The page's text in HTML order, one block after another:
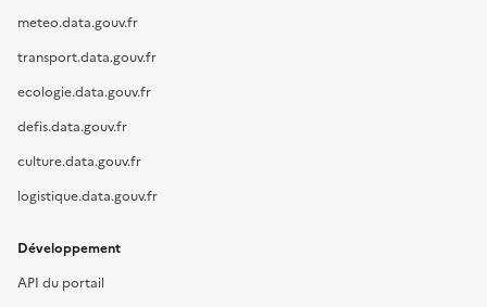
meteo.data.gouv.fr
transport.data.gouv.fr
ecologie.data.gouv.fr
defis.data.gouv.fr
culture.data.gouv.fr
logistique.data.gouv.fr
Développement
API du portail